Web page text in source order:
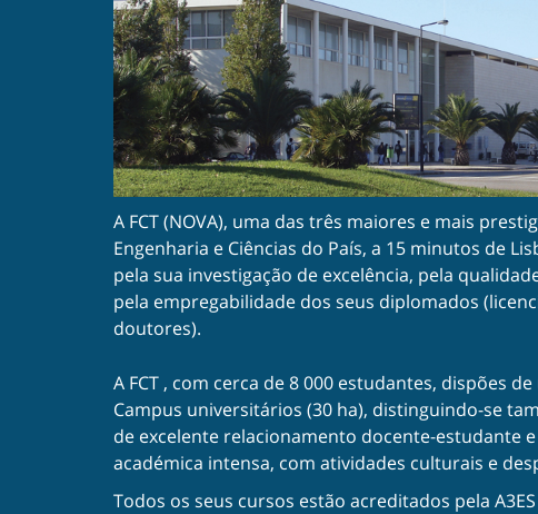
A FCT (NOVA), uma das três maiores e mais
Engenharia e Ciências do País, a 15 minutos de
pela sua investigação de excelência, pela
pela empregabilidade dos seus diplomados
doutores).
A FCT , com cerca de 8 000 estudantes, dispões
Campus universitários (30 ha), distinguindo-se
de excelente relacionamento docente-estudante
académica intensa, com atividades culturais e
Todos os seus cursos estão acreditados pela